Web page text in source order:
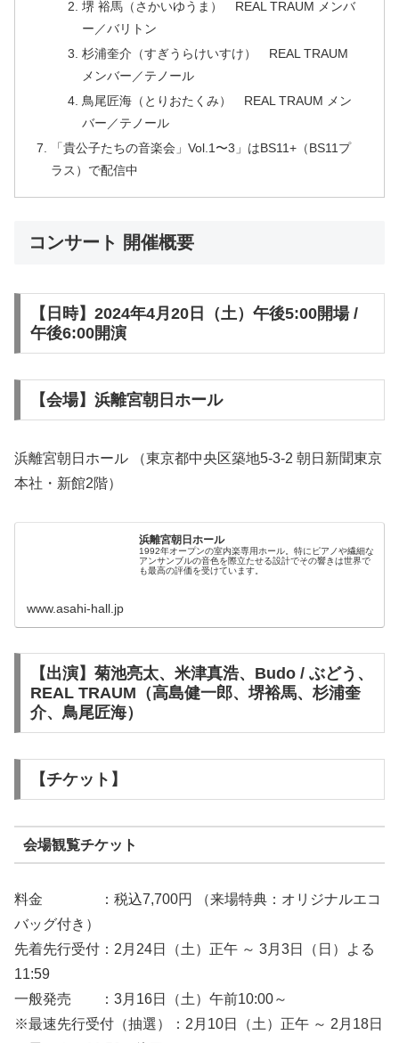
堺 裕馬（さかいゆうま） REAL TRAUM メンバ
ー／バリトン
杉浦奎介（すぎうらけいすけ） REAL TRAUM
メンバー／テノール
鳥尾匠海（とりおたくみ） REAL TRAUM メン
バー／テノール
「貴公子たちの音楽会」Vol.1〜3」はBS11+（BS11プ
ラス）で配信中
コンサート 開催概要
【日時】2024年4月20日（土）午後5:00開場 /
午後6:00開演
【会場】浜離宮朝日ホール
浜離宮朝日ホール （東京都中央区築地5-3-2 朝日新聞東京
本社・新館2階）
浜離宮朝日ホール
1992年オープンの室内楽専用ホール。特にピアノや繊細な
アンサンブルの音色を際立たせる設計でその響きは世界で
も最高の評価を受けています。
www.asahi-hall.jp
【出演】菊池亮太、米津真浩、Budo / ぶどう、
REAL TRAUM（高島健一郎、堺裕馬、杉浦奎
介、鳥尾匠海）
【チケット】
会場観覧チケット
料金 ：税込7,700円 （来場特典：オリジナルエコ
バッグ付き）
先着先行受付：2月24日（土）正午 ～ 3月3日（日）よる
11:59
一般発売 ：3月16日（土）午前10:00～
※最速先行受付（抽選）：2月10日（土）正午 ～ 2月18日